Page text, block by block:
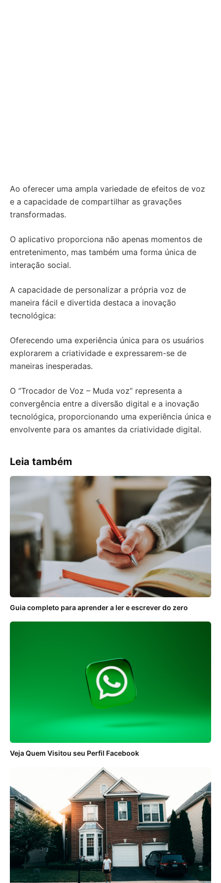
Ao oferecer uma ampla variedade de efeitos de voz
e a capacidade de compartilhar as gravações
transformadas.
O aplicativo proporciona não apenas momentos de
entretenimento, mas também uma forma única de
interação social.
A capacidade de personalizar a própria voz de
maneira fácil e divertida destaca a inovação
tecnológica:
Oferecendo uma experiência única para os usuários
explorarem a criatividade e expressarem-se de
maneiras inesperadas.
O “Trocador de Voz – Muda voz” representa a
convergência entre a diversão digital e a inovação
tecnológica, proporcionando uma experiência única e
envolvente para os amantes da criatividade digital.
Leia também
Guia completo para aprender a ler e escrever do zero
Veja Quem Visitou seu Perfil Facebook